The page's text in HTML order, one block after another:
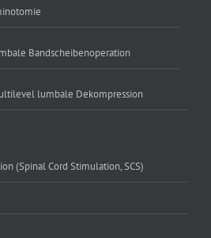
Bandscheibenoperation
lumbale Dekompression
(Spinal Cord Stimulation, SCS)